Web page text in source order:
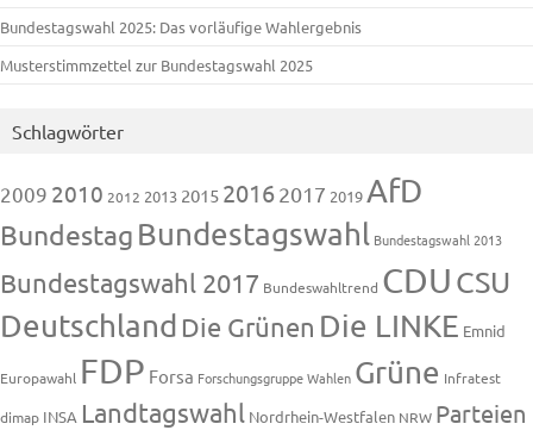
Bundestagswahl 2025: Das vorläufige Wahlergebnis
Musterstimmzettel zur Bundestagswahl 2025
Schlagwörter
2009 2010 2012 2013 2015 20162017 2019AfD
Bundestag Bundestagswahl Bundestagswahl 2013
Bundestagswahl 2017 Bundeswahltrend CDUCSU
Deutschland Die Grünen Die LINKE Emnid
Europawahl FDP Forsa Forschungsgruppe Wahlen Grüne Infratest
dimap INSA Landtagswahl Nordrhein-Westfalen NRW Parteien